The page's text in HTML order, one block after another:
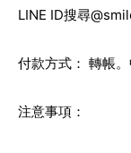
LINE ID搜尋
付款方式： 轉帳
注意事項：